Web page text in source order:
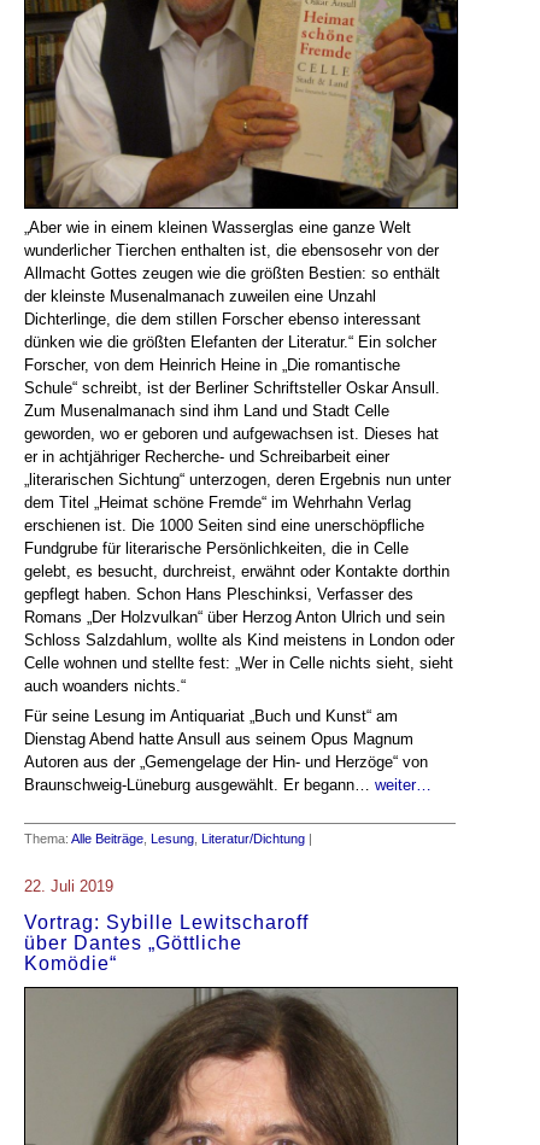
„Aber wie in einem kleinen Wasserglas eine ganze Welt
wunderlicher Tierchen enthalten ist, die ebensosehr von der
Allmacht Gottes zeugen wie die größten Bestien: so enthält
der kleinste Musenalmanach zuweilen eine Unzahl
Dichterlinge, die dem stillen Forscher ebenso interessant
dünken wie die größten Elefanten der Literatur.“ Ein solcher
Forscher, von dem Heinrich Heine in „Die romantische
Schule“ schreibt, ist der Berliner Schriftsteller Oskar Ansull.
Zum Musenalmanach sind ihm Land und Stadt Celle
geworden, wo er geboren und aufgewachsen ist. Dieses hat
er in achtjähriger Recherche- und Schreibarbeit einer
„literarischen Sichtung“ unterzogen, deren Ergebnis nun unter
dem Titel „Heimat schöne Fremde“ im Wehrhahn Verlag
erschienen ist. Die 1000 Seiten sind eine unerschöpfliche
Fundgrube für literarische Persönlichkeiten, die in Celle
gelebt, es besucht, durchreist, erwähnt oder Kontakte dorthin
gepflegt haben. Schon Hans Pleschinksi, Verfasser des
Romans „Der Holzvulkan“ über Herzog Anton Ulrich und sein
Schloss Salzdahlum, wollte als Kind meistens in London oder
Celle wohnen und stellte fest: „Wer in Celle nichts sieht, sieht
auch woanders nichts.“
Für seine Lesung im Antiquariat „Buch und Kunst“ am
Dienstag Abend hatte Ansull aus seinem Opus Magnum
Autoren aus der „Gemengelage der Hin- und Herzöge“ von
Braunschweig-Lüneburg ausgewählt. Er begann… weiter…
Thema: Alle Beiträge Lesung Literatur/Dichtung
22. Juli 2019
Vortrag: Sybille Lewitscharoff
über Dantes „Göttliche
Komödie“